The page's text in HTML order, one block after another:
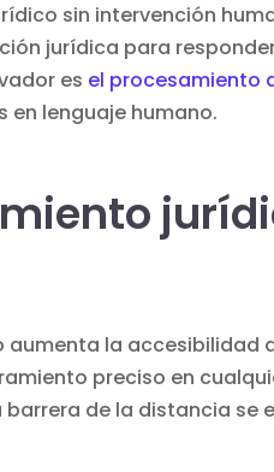
sin intervención
jurídica para
es el procesamiento
en lenguaje humano.
la accesibilidad
preciso en
barrera de la distancia se